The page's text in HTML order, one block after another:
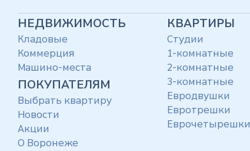
НЕДВИЖИМОСТЬ
Кладовые
Коммерция
Машино-места
ПОКУПАТЕЛЯМ
Выбрать квартиру
Новости
Акции
О Воронеже
КВАРТИРЫ
Студии
1-комнатные
2-комнатные
3-комнатные
Евродвушки
Евротрешки
Еврочетырешки